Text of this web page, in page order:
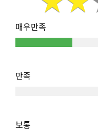
매우만족
만족
보통